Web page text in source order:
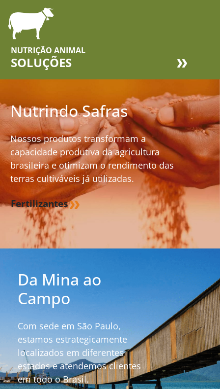
NUTRIÇÃO ANIMAL
SOLUÇÕES
Nutrindo Safras
Nossos produtos transformam a
capacidade produtiva da agricultura
brasileira e otimizam o rendimento das
terras cultiváveis já utilizadas.
Fertilizantes
Da Mina ao
Campo
Com sede em São Paulo,
estamos estrategicamente
localizados em diferentes
estados e atendemos clientes
em todo o Brasil.